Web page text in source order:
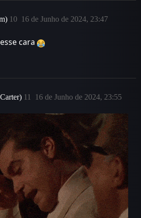
16 de Junho de 2024, 23:47
10
cara
16 de Junho de 2024, 23:55
11